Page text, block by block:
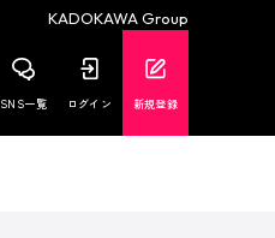
KADOKAWA Group
SNS一覧 ログイン 新規登録